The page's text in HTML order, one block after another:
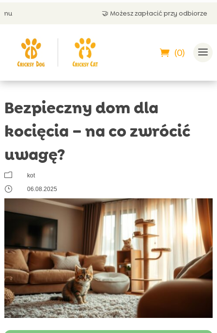
🤝 Możesz zapłacić przy odbiorze
(0)
Bezpieczny dom dla
kocięcia – na co zwrócić
uwagę?
m kot
} 06.08.2025